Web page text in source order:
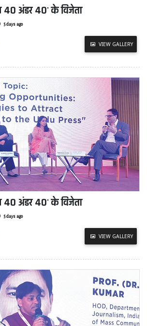
40 अंडर 40' के विजेता
5 days ago
VIEW GALLERY
40 अंडर 40' के विजेता
5 days ago
VIEW GALLERY